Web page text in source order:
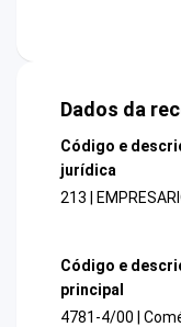
Dados da
Código e
jurídica
213 |
Código e
principal
4781-4/00 |